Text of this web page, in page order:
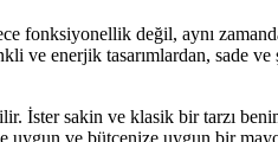
fonksiyonellik değil, aynı
ve enerjik tasarımlardan, sade
İster sakin ve klasik bir tarzı
ve bütçenize uygun bir